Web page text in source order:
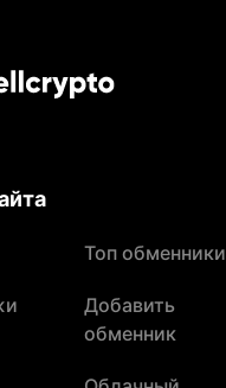
Топ обменники
Добавить
обменник